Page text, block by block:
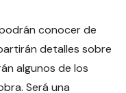
conocer de
detalles sobre
algunos de los
Será una